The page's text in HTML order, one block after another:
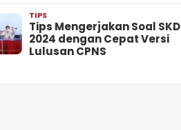
TIPS
Tips Mengerjakan Soal SKD
2024 dengan Cepat Versi
Lulusan CPNS